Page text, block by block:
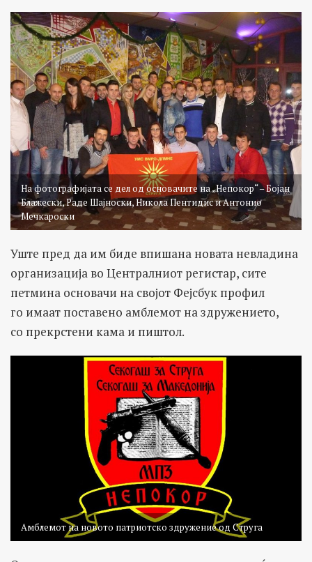
На фотографијата се дел од основачите на „Непокор“ – Бојан
Блажески, Раде Шајноски, Никола Пентидис и Антонио
Мечкароски
Уште пред да им биде впишана новата невладина
организација во Централниот регистар, сите
петмина основачи на својот Фејсбук профил
го имаат поставено амблемот на здружението,
со прекрстени кама и пиштол.
Амблемот на новото патриотско здружение од Струга